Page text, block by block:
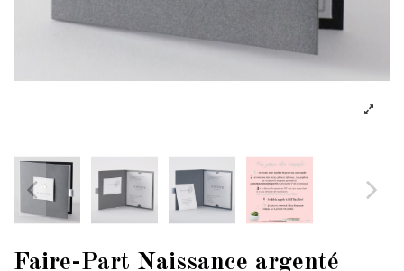
Faire-Part Naissance argenté